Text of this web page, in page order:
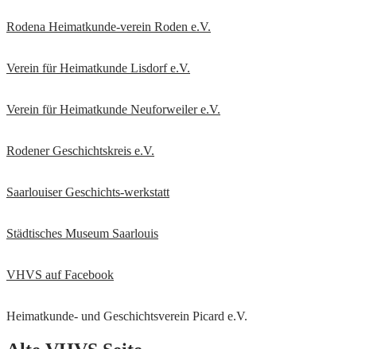
Rodena Heimatkunde-verein Roden e.V.
Verein für Heimatkunde Lisdorf e.V.
Verein für Heimatkunde Neuforweiler e.V.
Rodener Geschichtskreis e.V.
Saarlouiser Geschichts-werkstatt
Städtisches Museum Saarlouis
VHVS auf Facebook
Heimatkunde- und Geschichtsverein Picard e.V.